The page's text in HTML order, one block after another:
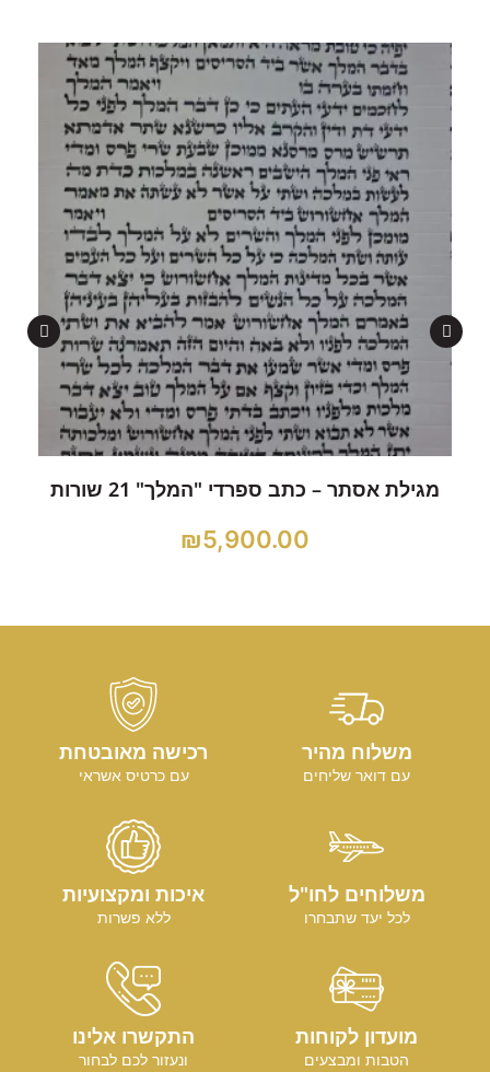
מגילת אסתר – כתב ספרדי "המלך" 21 שורות
₪5,900.00
משלוח מהיר
עם דואר שליחים
רכישה מאובטחת
עם כרטיס אשראי
משלוחים לחו"ל
לכל יעד שתבחרו
איכות ומקצועיות
ללא פשרות
מועדון לקוחות
הטבות ומבצעים
התקשרו אלינו
ונעזור לכם לבחור